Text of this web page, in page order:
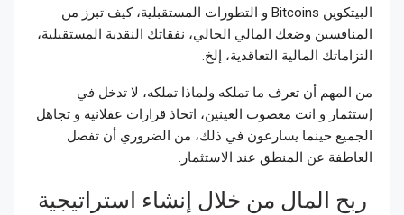
البيتكوين Bitcoins و التطورات المستقبلية، كيف تبرز من
المنافسين وضعك المالي الحالي، نفقاتك النقدية المستقبلية،
التزاماتك المالية التعاقدية، إلخ.
من المهم أن تعرف ما تملكه ولماذا تملكه، لا تدخل في
إستثمار و انت معصوب العينين، اتخاذ قرارات عقلانية و تجاهل
الجميع حينما يسارعون في ذلك، من الضروري أن تفصل
العاطفة عن المنطق عند الاستثمار.
ربح المال من خلال إنشاء استراتيجية